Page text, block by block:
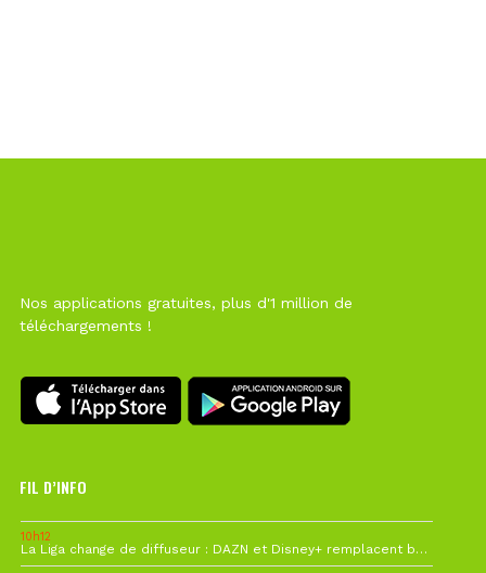
Nos applications gratuites, plus d'1 million de
téléchargements !
FIL D’INFO
10h12
La Liga change de diffuseur : DAZN et Disney+ remplacent beIN Sports !